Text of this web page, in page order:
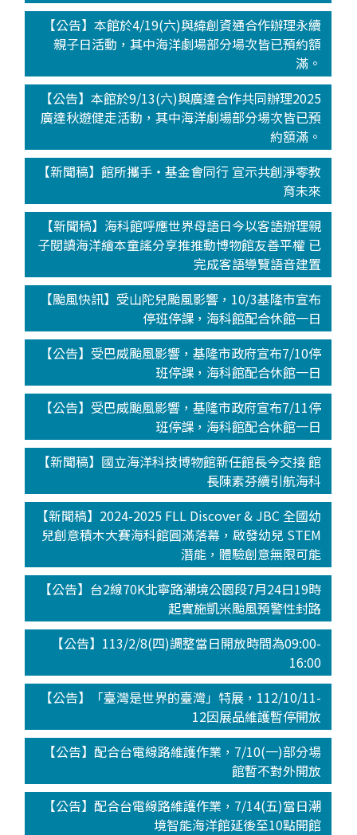
【公告】本館於4/19(六)與緯創資通合作辦理永續
親子日活動，其中海洋劇場部分場次皆已預約額
滿。
【公告】本館於9/13(六)與廣達合作共同辦理2025
廣達秋遊健走活動，其中海洋劇場部分場次皆已預
約額滿。
【新聞稿】館所攜手‧基金會同行 宣示共創淨零教
育未來
【新聞稿】海科館呼應世界母語日今以客語辦理親
子閱讀海洋繪本童謠分享推推動博物館友善平權 已
完成客語導覽語音建置
【颱風快訊】受山陀兒颱風影響，10/3基隆市宣布
停班停課，海科館配合休館一日
【公告】受巴威颱風影響，基隆市政府宣布7/10停
班停課，海科館配合休館一日
【公告】受巴威颱風影響，基隆市政府宣布7/11停
班停課，海科館配合休館一日
【新聞稿】國立海洋科技博物館新任館長今交接 館
長陳素芬續引航海科
【新聞稿】2024-2025 FLL Discover & JBC 全國幼
兒創意積木大賽海科館圓滿落幕，啟發幼兒 STEM
潛能，體驗創意無限可能
【公告】台2線70K北寧路潮境公園段7月24日19時
起實施凱米颱風預警性封路
【公告】113/2/8(四)調整當日開放時間為09:00-
16:00
【公告】「臺灣是世界的臺灣」特展，112/10/11-
12因展品維護暫停開放
【公告】配合台電線路維護作業，7/10(一)部分場
館暫不對外開放
【公告】配合台電線路維護作業，7/14(五)當日潮
境智能海洋館延後至10點開館